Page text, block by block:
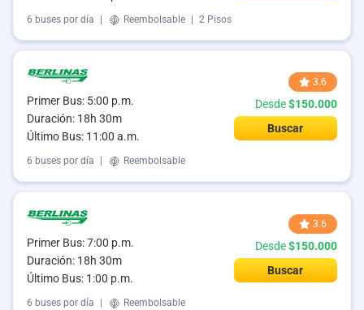
6 buses por día | Reembolsable | 2 Pisos
Primer Bus: 5:00 p.m.
Duración: 18h 30m
Último Bus: 11:00 a.m.
3.6
Desde$150.000
Buscar
6 buses por día Reembolsable
Primer Bus: 7:00 p.m.
Duración: 18h 30m
Último Bus: 1:00 p.m.
3.6
Desde$150.000
Buscar
6 buses por día Reembolsable